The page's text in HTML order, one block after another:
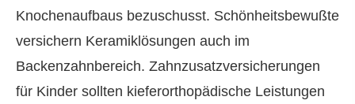
Knochenaufbaus bezuschusst. Schönheitsbewußte
ver­sichern Keramiklösungen auch im
Backenzahnbereich. Zahn­zu­satz­ver­si­che­rungen
für Kinder sollten kieferorthopädische Leistungen